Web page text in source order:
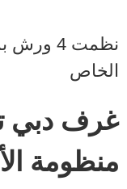
الخاص
غرف دبي
منظومة